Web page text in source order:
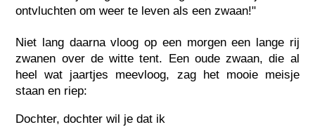
ontvluchten om weer te leven als een zwaan!"
Niet lang daarna vloog op een morgen een lange rij
zwanen over de witte tent. Een oude zwaan, die al
heel wat jaartjes meevloog, zag het mooie meisje
staan en riep:
Dochter, dochter wil je dat ik